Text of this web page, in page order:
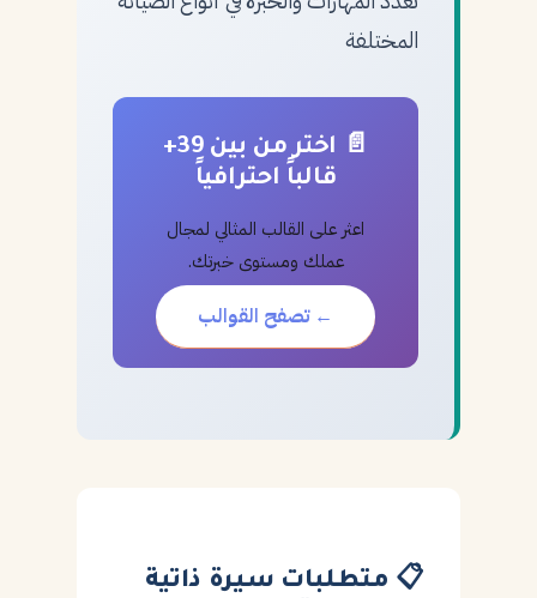
المختلفة
📄 اختر من بين 39+
قالباً احترافياً
اعثر على القالب المثالي لمجال
عملك ومستوى خبرتك.
← تصفح القوالب
📋 متطلبات سيرة ذاتية